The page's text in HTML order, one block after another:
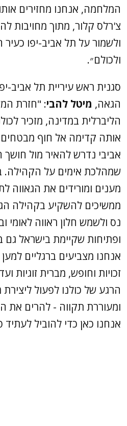
המלחמה, אנחנו מחזירים
צ'רלס קלור, מתוך מחויבות
ולשמור על תל אביב-יפו כעיר
ולכולם״.
סגנית ראש עיריית תל אביב-
הגאה, מיטל להבי: "חזרת
הליברלית במדינה, מזכיר
אותה קדימה אל חוף
אביבי נדרש להאיר מול
שמהלכת אימים על הקהילה.
מענים ומורידים את הגאווה
ממשיכים להשקיע בקהילה
נס ולשמש חלון ראווה לאומי
ופתיחות שקיימת בישראל
אנחנו מצביעים ברגליים
זכויות וחופש, מברית זוגיות
הרגע של כולנו לפעול
ומעוררת תקווה - להרים את
אנחנו כאן כדי להוביל לעתיד